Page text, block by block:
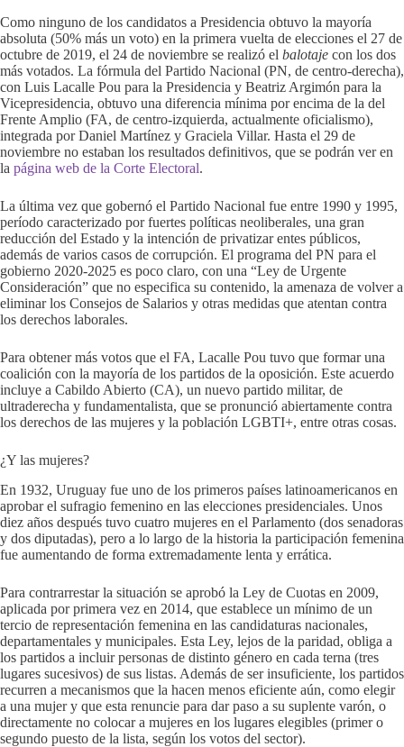
Como ninguno de los candidatos a Presidencia obtuvo la mayoría
absoluta (50% más un voto) en la primera vuelta de elecciones el 27 de
octubre de 2019, el 24 de noviembre se realizó el balotaje con los dos
más votados. La fórmula del Partido Nacional (PN, de centro-derecha),
con Luis Lacalle Pou para la Presidencia y Beatriz Argimón para la
Vicepresidencia, obtuvo una diferencia mínima por encima de la del
Frente Amplio (FA, de centro-izquierda, actualmente oficialismo),
integrada por Daniel Martínez y Graciela Villar. Hasta el 29 de
noviembre no estaban los resultados definitivos, que se podrán ver en
la página web de la Corte Electoral.
La última vez que gobernó el Partido Nacional fue entre 1990 y 1995,
período caracterizado por fuertes políticas neoliberales, una gran
reducción del Estado y la intención de privatizar entes públicos,
además de varios casos de corrupción. El programa del PN para el
gobierno 2020-2025 es poco claro, con una “Ley de Urgente
Consideración” que no especifica su contenido, la amenaza de volver a
eliminar los Consejos de Salarios y otras medidas que atentan contra
los derechos laborales.
Para obtener más votos que el FA, Lacalle Pou tuvo que formar una
coalición con la mayoría de los partidos de la oposición. Este acuerdo
incluye a Cabildo Abierto (CA), un nuevo partido militar, de
ultraderecha y fundamentalista, que se pronunció abiertamente contra
los derechos de las mujeres y la población LGBTI+, entre otras cosas.
¿Y las mujeres?
En 1932, Uruguay fue uno de los primeros países latinoamericanos en
aprobar el sufragio femenino en las elecciones presidenciales. Unos
diez años después tuvo cuatro mujeres en el Parlamento (dos senadoras
y dos diputadas), pero a lo largo de la historia la participación femenina
fue aumentando de forma extremadamente lenta y errática.
Para contrarrestar la situación se aprobó la Ley de Cuotas en 2009,
aplicada por primera vez en 2014, que establece un mínimo de un
tercio de representación femenina en las candidaturas nacionales,
departamentales y municipales. Esta Ley, lejos de la paridad, obliga a
los partidos a incluir personas de distinto género en cada terna (tres
lugares sucesivos) de sus listas. Además de ser insuficiente, los partidos
recurren a mecanismos que la hacen menos eficiente aún, como elegir
a una mujer y que esta renuncie para dar paso a su suplente varón, o
directamente no colocar a mujeres en los lugares elegibles (primer o
segundo puesto de la lista, según los votos del sector).